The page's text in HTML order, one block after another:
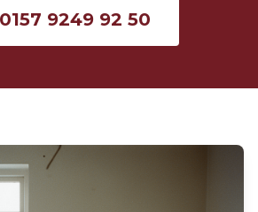
0157 9249 92 50